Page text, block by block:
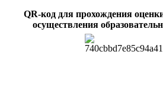
QR-код для прохождения
осуществления